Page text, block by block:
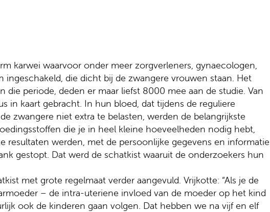
karwei waarvoor onder meer zorgverleners, gynaecologen,
ingeschakeld, die dicht bij de zwangere vrouwen staan. Het
die periode, deden er maar liefst 8000 mee aan de studie. Van
in kaart gebracht. In hun bloed, dat tijdens de reguliere
zwangere niet extra te belasten, werden de belangrijkste
die je in heel kleine hoeveelheden nodig hebt,
resultaten werden, met de persoonlijke gegevens en informatie
gestopt. Dat werd de schatkist waaruit de onderzoekers hun
met grote regelmaat verder aangevuld. Vrijkotte: “Als je de
– de intra-uteriene invloed van de moeder op het kind
ook de kinderen gaan volgen. Dat hebben we na vijf en elf